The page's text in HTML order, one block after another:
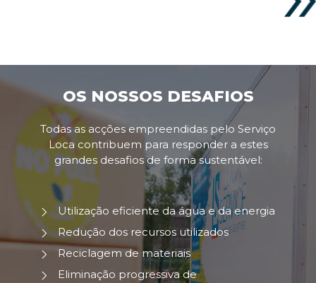
OS NOSSOS DESAFIOS
Todas as acções empreendidas pelo Serviço
Loca contribuem para responder a estes
grandes desafios de forma sustentável:
Utilização eficiente da água e da energia
Redução dos recursos utilizados
Reciclagem de materiais
Eliminação progressiva de